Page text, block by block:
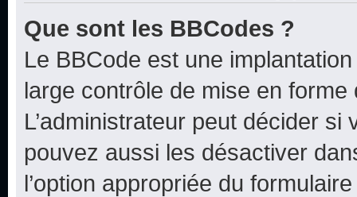
Que sont les BBCodes ?
Le BBCode est une
large contrôle de mise en forme
L’administrateur peut décider
pouvez aussi les désactiver
l’option appropriée du